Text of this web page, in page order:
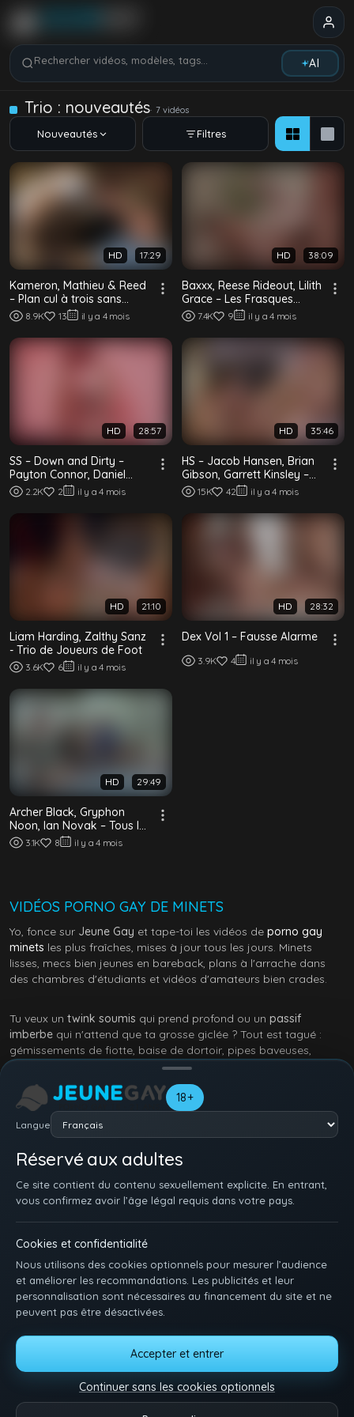
18+
Langue
Réservé aux adultes
Ce site contient du contenu sexuellement explicite. En entrant,
vous confirmez avoir l’âge légal requis dans votre pays.
Cookies et confidentialité
Nous utilisons des cookies optionnels pour mesurer l’audience
et améliorer les recommandations. Les publicités et leur
personnalisation sont nécessaires au financement du site et ne
peuvent pas être désactivées.
Accepter et entrer
Continuer sans les cookies optionnels
AI
Trio : nouveautés 7 vidéos
Nouveautés Filtres
HD 17:29
Kameron, Mathieu & Reed
– Plan cul à trois sans
capote
8.9K 13 il y a 4 mois
HD 38:09
Baxxx, Reese Rideout, Lilith
Grace – Les Frasques
Bisexuelles de la Copine,
Sc1
7.4K 9 il y a 4 mois
HD 28:57
SS – Down and Dirty –
Payton Connor, Daniel
Hausser et Adam Strong
2.2K 2 il y a 4 mois
HD 35:46
HS – Jacob Hansen, Brian
Gibson, Garrett Kinsley –
La Maison du Lac : Épisode
Trois
15K 42 il y a 4 mois
HD 21:10
Liam Harding, Zalthy Sanz
- Trio de Joueurs de Foot
3.6K 6 il y a 4 mois
HD 28:32
Dex Vol 1 – Fausse Alarme
3.9K 4 il y a 4 mois
HD 29:49
Archer Black, Gryphon
Noon, Ian Novak – Tous les
mecs sont là
3.1K 8 il y a 4 mois
VIDÉOS PORNO GAY DE MINETS
Yo, fonce sur Jeune Gay et tape-toi les vidéos de porno gay
minets les plus fraîches, mises à jour tous les jours. Minets
lisses, mecs bien jeunes en bareback, plans à l'arrache dans
des chambres d'étudiants et vidéos d'amateurs bien crades.
Tu veux un twink soumis qui prend profond ou un passif
imberbe qui n'attend que ta grosse giclée ? Tout est tagué :
gémissements de fiotte, baise de dortoir, pipes baveuses,
branlettes en public, ou trios dégueulasses où des
font ouvrir en deux
Parcours les sets – amateurs, trios d'étudiants, rimming crade,
interracial, solo – et garde tes favoris. Chargement rapide,
extraits non censurés, tout en streaming gratos :
transforme ton écran en vraie zone de baise twink. Sans filtre,
juste du cul jeune et bien chaud.
ACCUEIL INSCRIPTION SE CONNECTER SUPPORT / CONTACT
CONDITIONS D'UTILISATION
DMCA
GÉRER LES COOKIES
Pose-toi et matte des minets qui baisent. Une idée, une envie ? Dis-nous tout.